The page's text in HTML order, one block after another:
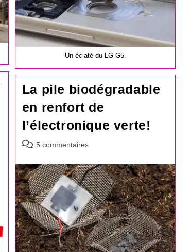
Un éclaté du LG G5.
La pile biodégradable
en renfort de
l’électronique verte!
Commentaires
la
publication :
5 commentaires